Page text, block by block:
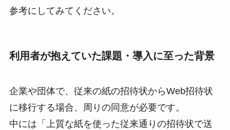
参考にしてみてください。
利用者が抱えていた課題・導入に至った背景
企業や団体で、従来の紙の招待状からWeb招待状
に移行する場合、周りの同意が必要です。
中には「上質な紙を使った従来通りの招待状で送